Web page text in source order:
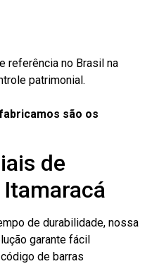
referência no Brasil na
patrimonial.
são os
de
de durabilidade, nossa
garante fácil
de barras